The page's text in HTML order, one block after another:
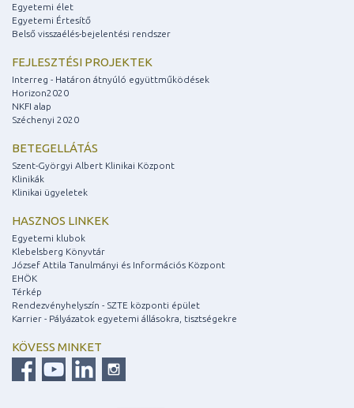
Egyetemi élet
Egyetemi Értesítő
Belső visszaélés-bejelentési rendszer
FEJLESZTÉSI PROJEKTEK
Interreg - Határon átnyúló együttműködések
Horizon2020
NKFI alap
Széchenyi 2020
BETEGELLÁTÁS
Szent-Györgyi Albert Klinikai Központ
Klinikák
Klinikai ügyeletek
HASZNOS LINKEK
Egyetemi klubok
Klebelsberg Könyvtár
József Attila Tanulmányi és Információs Központ
EHÖK
Térkép
Rendezvényhelyszín - SZTE központi épület
Karrier - Pályázatok egyetemi állásokra, tisztségekre
KÖVESS MINKET